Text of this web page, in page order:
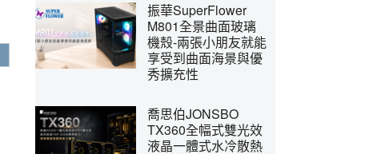
振華SuperFlower
M801全景曲面玻璃
機殼-兩張小朋友就能
享受到曲面海景與優
秀擴充性
喬思伯JONSBO
TX360全幅式雙光效
液晶一體式水冷散熱